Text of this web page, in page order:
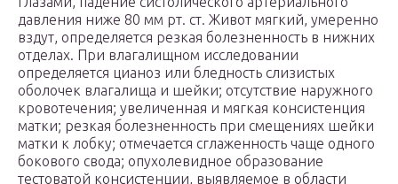
давления ниже 80 мм рт. ст. Живот мягкий, умеренно
вздут, определяется резкая болезненность в нижних
отделах. При влагалищном исследовании
определяется цианоз или бледность слизистых
оболочек влагалища и шейки; отсутствие наружного
кровотечения; увеличенная и мягкая консистенция
матки; резкая болезненность при смещениях шейки
матки к лобку; отмечается сглаженность чаще одного
бокового свода; опухолевидное образование
тестоватой консистенции, выявляемое в области